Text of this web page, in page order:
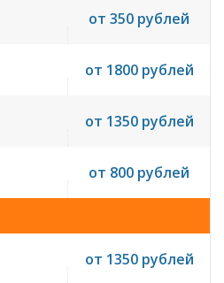
от 350 рублей
от 1800 рублей
от 1350 рублей
от 800 рублей
от 1350 рублей